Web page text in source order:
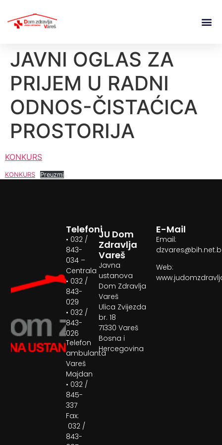
JAVNI OGLAS ZA
PRIJEM U RADNI
ODNOS-ČISTAĆICA
PROSTORIJA
KONKURS
KONKURS Preuzmi
JU Dom
Zdravlja
Vareš
Javna
ustanova
Dom Zdravlja
Vareš
Ulica Zvijezda
br. 18
71330 Vareš
Bosna i
Hercegovina
Telefoni
• 032 /
843-
034 –
Centrala
• 032 /
843-
029
• 032 /
843-
026
Telefon
ambulanta
Vareš
Majdan
• 032 /
845-
337
Fax:
032 /
843-
E-Mail
Email:
Web: